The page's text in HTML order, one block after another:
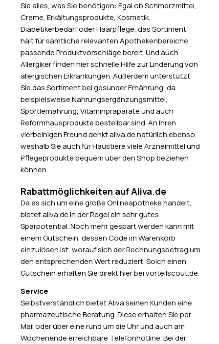
Sie alles, was Sie benötigen: Egal ob Schmerzmittel,
Creme, Erkältungsprodukte, Kosmetik,
Diabetikerbedarf oder Haarpflege, das Sortiment
hält für sämtliche relevanten Apothekenbereiche
passende Produktvorschläge bereit. Und auch
Allergiker finden hier schnelle Hilfe zur Linderung von
allergischen Erkrankungen. Außerdem unterstützt
Sie das Sortiment bei gesunder Ernährung, da
beispielsweise Nahrungsergänzungsmittel,
Sportlernahrung, Vitaminpräparate und auch
Reformhausprodukte bestellbar sind. An Ihren
vierbeinigen Freund denkt aliva.de natürlich ebenso,
weshalb Sie auch für Haustiere viele Arzneimittel und
Pflegeprodukte bequem über den Shop beziehen
können
Rabattmöglichkeiten auf Aliva.de
Da es sich um eine große Onlineapotheke handelt,
bietet aliva.de in der Regel ein sehr gutes
Sparpotential. Noch mehr gespart werden kann mit
einem Gutschein, dessen Code im Warenkorb
einzulösen ist, worauf sich der Rechnungsbetrag um
den entsprechenden Wert reduziert. Solch einen
Gutschein erhalten Sie direkt hier bei vorteilscout.de.
Service
Selbstverständlich bietet Aliva seinen Kunden eine
pharmazeutische Beratung. Diese erhalten Sie per
Mail oder über eine rund um die Uhr und auch am
Wochenende erreichbare Telefonhotline. Bei der